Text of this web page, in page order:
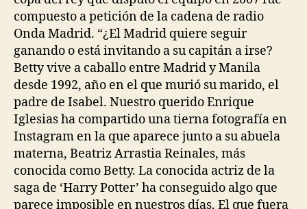
compuesto a petición de la cadena de radio
Onda Madrid. “¿El Madrid quiere seguir
ganando o está invitando a su capitán a irse?
Betty vive a caballo entre Madrid y Manila
desde 1992, año en el que murió su marido, el
padre de Isabel. Nuestro querido Enrique
Iglesias ha compartido una tierna fotografía en
Instagram en la que aparece junto a su abuela
materna, Beatriz Arrastia Reinales, más
conocida como Betty. La conocida actriz de la
saga de ‘Harry Potter’ ha conseguido algo que
parece imposible en nuestros días. El que fuera